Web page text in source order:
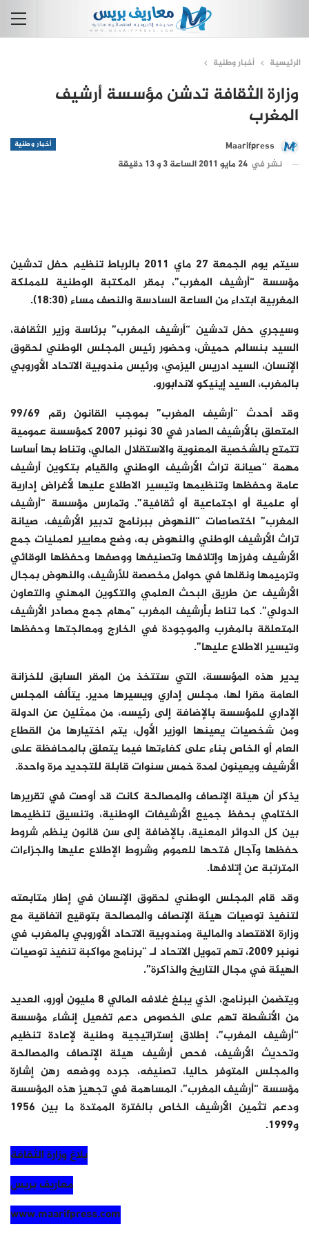
الرئيسية أخبار وطنية
وزارة الثقافة تدشن مؤسسة أرشيف
المغرب
أخبار وطنية
Maarifpress
نشر في 24 مايو 2011 الساعة 3 و 13 دقيقة
سيتم يوم الجمعة 27 ماي 2011 بالرباط تنظيم حفل تدشين
مؤسسة “أرشيف المغرب”، بمقر المكتبة الوطنية للمملكة
المغربية ابتداء من الساعة السادسة والنصف مساء (18:30).
وسيجري حفل تدشين “أرشيف المغرب” برئاسة وزير الثقافة،
السيد بنسالم حميش، وحضور رئيس المجلس الوطني لحقوق
الإنسان، السيد ادريس اليزمي، ورئيس مندوبية الاتحاد الأوروبي
بالمغرب، السيد إينيكو لاندابورو.
وقد أحدث “أرشيف المغرب” بموجب القانون رقم 99/69
المتعلق بالأرشيف الصادر في 30 نونبر 2007 كمؤسسة عمومية
تتمتع بالشخصية المعنوية والاستقلال المالي، وتناط بها أساسا
مهمة “صيانة تراث الأرشيف الوطني والقيام بتكوين أرشيف
عامة وحفظها وتنظيمها وتيسير الاطلاع عليها لأغراض إدارية
أو علمية أو اجتماعية أو ثقافية”. وتمارس مؤسسة “أرشيف
المغرب” اختصاصات “النهوض ببرنامج تدبير الأرشيف، صيانة
تراث الأرشيف الوطني والنهوض به، وضع معايير لعمليات جمع
الأرشيف وفرزها وإتلافها وتصنيفها ووصفها وحفظها الوقائي
وترميمها ونقلها في حوامل مخصصة للأرشيف، والنهوض بمجال
الأرشيف عن طريق البحث العلمي والتكوين المهني والتعاون
الدولي”. كما تناط بأرشيف المغرب “مهام جمع مصادر الأرشيف
المتعلقة بالمغرب والموجودة في الخارج ومعالجتها وحفظها
وتيسير الاطلاع عليها”.
يدير هذه المؤسسة، التي ستتخذ من المقر السابق للخزانة
العامة مقرا لها، مجلس إداري ويسيرها مدير. يتألف المجلس
الإداري للمؤسسة بالإضافة إلى رئيسه، من ممثلين عن الدولة
ومن شخصيات يعينها الوزير الأول، يتم اختيارها من القطاع
العام أو الخاص بناء على كفاءتها فيما يتعلق بالمحافظة على
الأرشيف ويعينون لمدة خمس سنوات قابلة للتجديد مرة واحدة.
يذكر أن هيئة الإنصاف والمصالحة كانت قد أوصت في تقريرها
الختامي بحفظ جميع الأرشيفات الوطنية، وتنسيق تنظيمها
بين كل الدوائر المعنية، بالإضافة إلى سن قانون ينظم شروط
حفظها وآجال فتحها للعموم وشروط الإطلاع عليها والجزاءات
المترتبة عن إتلافها.
وقد قام المجلس الوطني لحقوق الإنسان في إطار متابعته
لتنفيذ توصيات هيئة الإنصاف والمصالحة بتوقيع اتفاقية مع
وزارة الاقتصاد والمالية ومندوبية الاتحاد الأوروبي بالمغرب في
نونبر 2009، تهم تمويل الاتحاد لـ “برنامج مواكبة تنفيذ توصيات
الهيئة في مجال التاريخ والذاكرة”.
ويتضمن البرنامج، الذي يبلغ غلافه المالي 8 مليون أورو، العديد
من الأنشطة تهم على الخصوص دعم تفعيل إنشاء مؤسسة
“أرشيف المغرب”، إطلاق إستراتيجية وطنية لإعادة تنظيم
وتحديث الأرشيف، فحص أرشيف هيئة الإنصاف والمصالحة
والمجلس المتوفر حاليا، تصنيفه، جرده ووضعه رهن إشارة
مؤسسة “أرشيف المغرب”، المساهمة في تجهيز هذه المؤسسة
ودعم تثمين الأرشيف الخاص بالفترة الممتدة ما بين 1956
و1999.
بلاغ وزارة الثقافة
معاريف بريس
www.maarifpress.com